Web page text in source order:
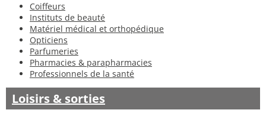
Coiffeurs
Instituts de beauté
Matériel médical et orthopédique
Opticiens
Parfumeries
Pharmacies & parapharmacies
Professionnels de la santé
Loisirs & sorties